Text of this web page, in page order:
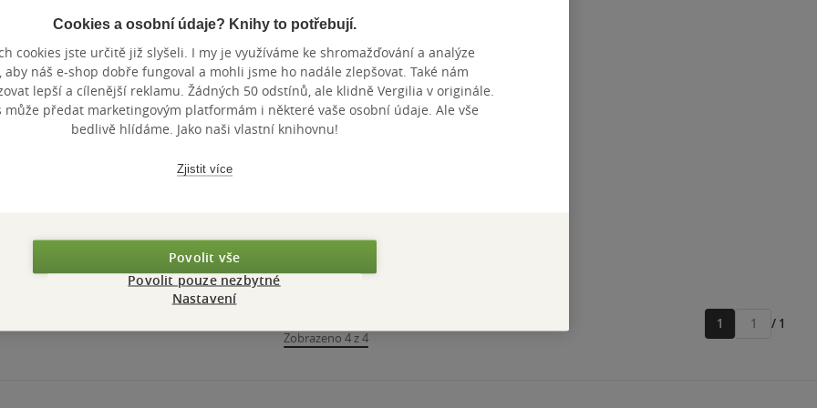
Zobrazeno 4 z 4
1
Přejít
/ 1
Cookies a osobní údaje? Knihy to potřebují.
cookies jste určitě již slyšeli. I my je využíváme ke shromažďování a analýze
aby náš e-shop dobře fungoval a mohli jsme ho nadále zlepšovat. Také nám
lepší a cílenější reklamu. Žádných 50 odstínů, ale klidně Vergilia v originále.
může předat marketingovým platformám i některé vaše osobní údaje. Ale vše
bedlivě hlídáme. Jako naši vlastní knihovnu!
Zjistit více
Povolit vše
Povolit pouze nezbytné
Nastavení